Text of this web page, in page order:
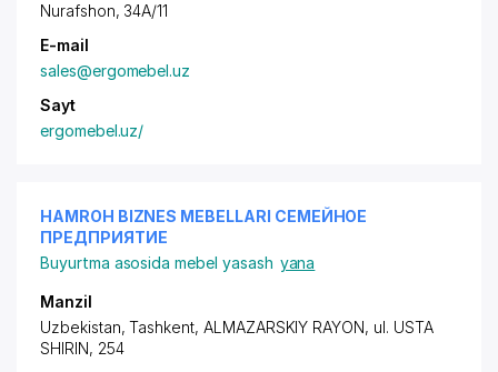
Nurafshon, 34A/11
E-mail
sales@ergomebel.uz
Sayt
ergomebel.uz/
HAMROH BIZNES MEBELLARI СЕМЕЙНОЕ
ПРЕДПРИЯТИЕ
Buyurtma asosida mebel yasash yana
Manzil
Uzbekistan, Tashkent, ALMAZARSKIY RAYON, ul. USTA
SHIRIN, 254